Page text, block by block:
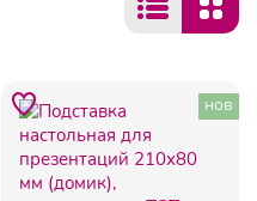
нов